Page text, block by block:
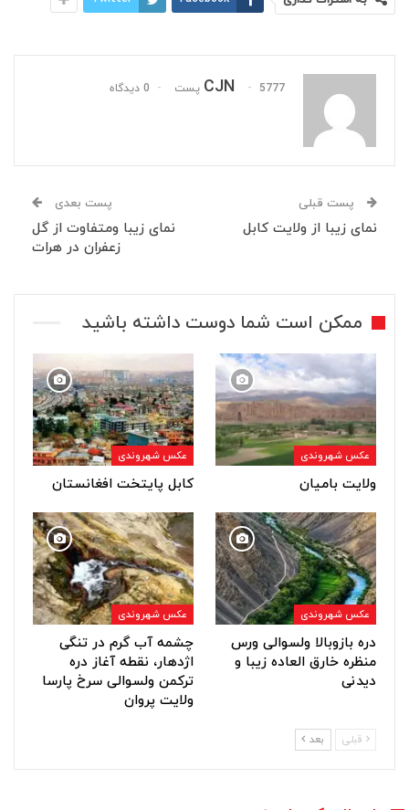
CJN 5777 پست 0 دیدگاه
پست قبلی
نمای زیبا از ولایت کابل
پست بعدی
نمای زیبا ومتفاوت از گل
زعفران در هرات
ممکن است شما دوست داشته باشید
عکس شهروندی
ولایت بامیان
عکس شهروندی
کابل پایتخت افغانستان
عکس شهروندی
دره بازوبالا ولسوالی ورس
منظره خارق العاده زیبا و
دیدنی
عکس شهروندی
چشمه آب گرم در تنگی
اژدهار، نقطه آغاز دره
ترکمن ولسوالی سرخ پارسا
ولایت پروان
قبلی بعد